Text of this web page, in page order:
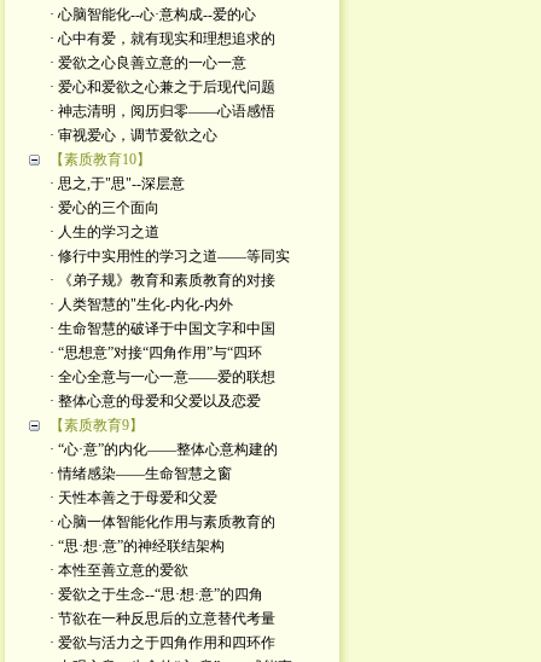
· 心脑智能化--心·意构成--爱的心
· 心中有爱，就有现实和理想追求的
· 爱欲之心良善立意的一心一意
· 爱心和爱欲之心兼之于后现代问题
· 神志清明，阅历归零——心语感悟
· 审视爱心，调节爱欲之心
【素质教育10】
· 思之,于"思"--深层意
· 爱心的三个面向
· 人生的学习之道
· 修行中实用性的学习之道——等同实
· 《弟子规》教育和素质教育的对接
· 人类智慧的"生化-内化-内外
· 生命智慧的破译于中国文字和中国
· “思想意”对接“四角作用”与“四环
· 全心全意与一心一意——爱的联想
· 整体心意的母爱和父爱以及恋爱
【素质教育9】
· “心·意”的内化——整体心意构建的
· 情绪感染——生命智慧之窗
· 天性本善之于母爱和父爱
· 心脑一体智能化作用与素质教育的
· “思·想·意”的神经联结架构
· 本性至善立意的爱欲
· 爱欲之于生念--“思·想·意”的四角
· 节欲在一种反思后的立意替代考量
· 爱欲与活力之于四角作用和四环作